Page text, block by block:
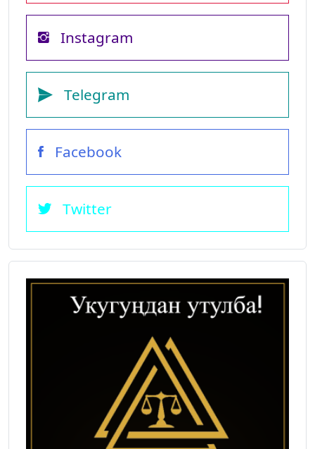
Instagram
Telegram
Facebook
Twitter